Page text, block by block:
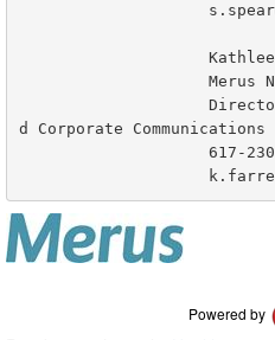
d Corporate Communications
Powered by